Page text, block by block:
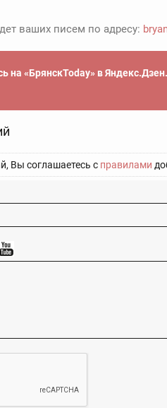
ваших писем по адресу:
на «БрянскToday» в
Вы соглашаетесь с правилами